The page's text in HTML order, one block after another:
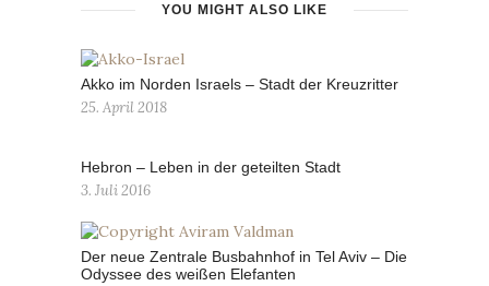
YOU MIGHT ALSO LIKE
Akko im Norden Israels – Stadt der Kreuzritter
25. April 2018
Hebron – Leben in der geteilten Stadt
3. Juli 2016
Der neue Zentrale Busbahnhof in Tel Aviv – Die
Odyssee des weißen Elefanten